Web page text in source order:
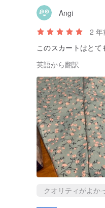
Angi
2 年
このスカートはとて
英語から翻訳
クオリティがよか